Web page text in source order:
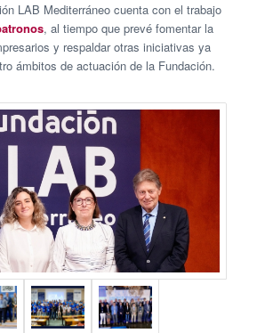
LAB Mediterráneo cuenta con el trabajo
, al tiempo que prevé fomentar la
y respaldar otras iniciativas ya
ámbitos de actuación de la Fundación.